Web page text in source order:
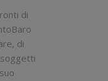
di
di